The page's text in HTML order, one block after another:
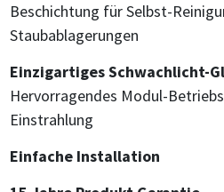
Beschichtung für Selbst-
Staubablagerungen
Einzigartiges Schwachlicht-
Hervorragendes Modul-
Einstrahlung
Einfache Installation